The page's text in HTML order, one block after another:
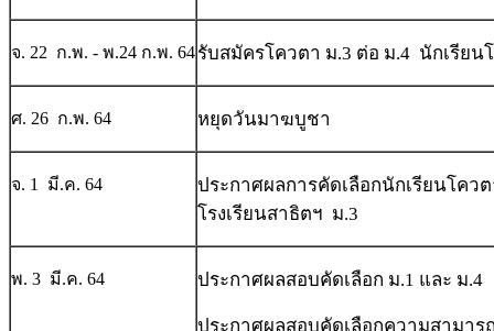
จ. 22 ก.พ. - พ.24 ก.พ. 64รับสมัครโควตา ม.3 ต่อ ม.4 นักเรีย
ศ. 26 ก.พ. 64 หยุดวันมาฆบูชา
จ. 1 มี.ค. 64
ประกาศผลการคัดเลือกนักเรียนโคว
โรงเรียนสาธิตฯ ม.3
พ. 3 มี.ค. 64 ประกาศผลสอบคัดเลือก ม.1 และ ม.4
ประกาศผลสอบคัดเลือกความสามาร